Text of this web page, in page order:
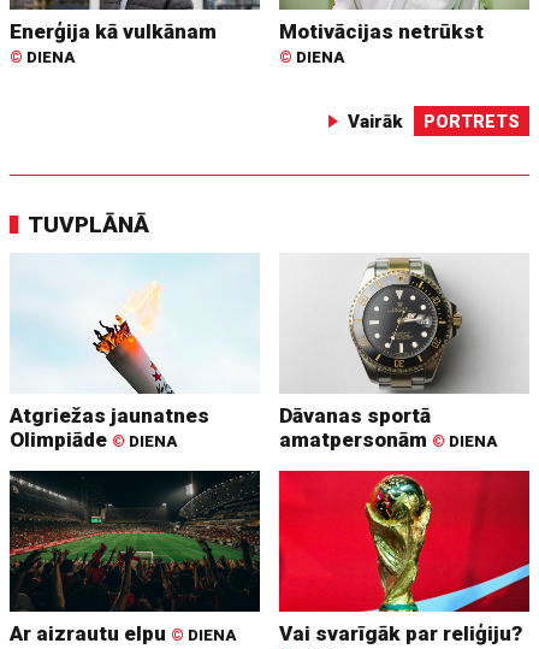
Enerģija kā vulkānam
© DIENA
Motivācijas netrūkst
© DIENA
Vairāk PORTRETS
TUVPLĀNĀ
Atgriežas jaunatnes
Olimpiāde © DIENA
Dāvanas sportā
amatpersonām © DIENA
Ar aizrautu elpu © DIENA Vai svarīgāk par reliģiju?